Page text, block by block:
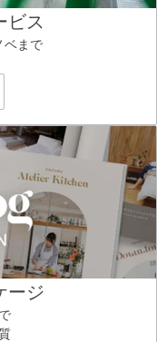
ビス
ベまで
ージ